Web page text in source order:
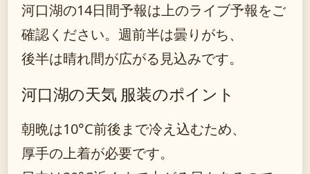
河口湖の14日間予報は上のライブ予報をご
確認ください。週前半は曇りがち、
後半は晴れ間が広がる見込みです。
河口湖の天気 服装のポイント
朝晩は10°C前後まで冷え込むため、
厚手の上着が必要です。